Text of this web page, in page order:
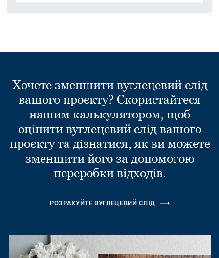
Хочете зменшити вуглецевий слід
вашого проєкту? Скористайтеся
нашим калькулятором, щоб
оцінити вуглецевий слід вашого
проєкту та дізнатися, як ви можете
зменшити його за допомогою
переробки відходів.
РОЗРАХУЙТЕ ВУГЛЕЦЕВИЙ СЛІД